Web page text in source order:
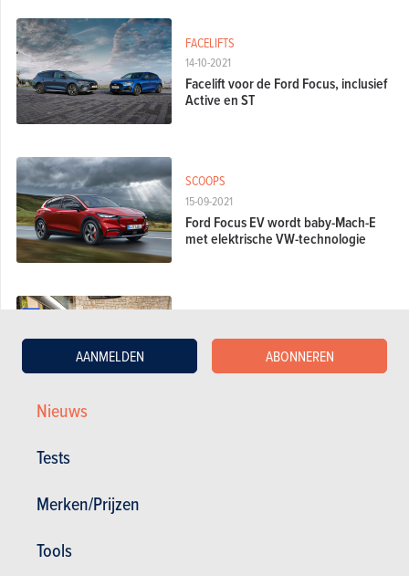
Nieuws
Tests
Merken/Prijzen
Tools
AANMELDEN ABONNEREN
14-10-2021
FACELIFTS
Facelift voor de Ford Focus, inclusief
Active en ST
15-09-2021
SCOOPS
Ford Focus EV wordt baby-Mach-E
met elektrische VW-technologie
19-09-2020
Best Car Awards 2020: de compacte
middenklassers